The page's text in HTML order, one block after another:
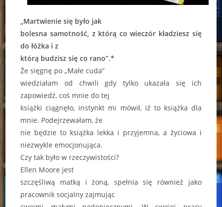
„Martwienie się było jak
bolesna samotność, z którą co wieczór kładziesz się
do łóżka i z
którą budzisz się co rano”.*
Że sięgnę po „Małe cuda”
wiedziałam od chwili gdy tylko ukazała się ich
zapowiedź, coś mnie do tej
książki ciągnęło, instynkt mi mówił, iż to książka dla
mnie. Podejrzewałam, że
nie będzie to książka lekka i przyjemna, a życiowa i
niezwykle emocjonująca.
Czy tak było w rzeczywistości?
Ellen Moore jest
szczęśliwą matką i żoną, spełnia się również jako
pracownik socjalny zajmując